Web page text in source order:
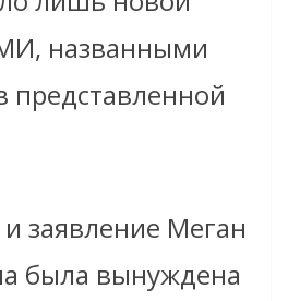
названными
представленной
заявление Меган
была вынуждена